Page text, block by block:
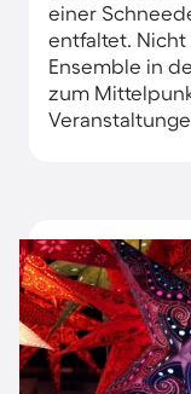
einer
entfaltet. Nicht
Ensemble in
zum